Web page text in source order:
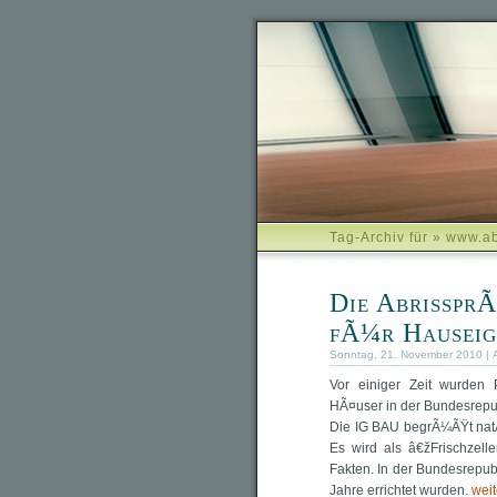
Tag-Archiv für »
Die
fÃ¼r
Sonntag, 21. November 2010 |
Vor einiger Zeit wurden
HÃ¤user in der
Die IG BAU begrÃ¼ÃŸt
Es wird als
Fakten. In der
Jahre errichtet wurden.